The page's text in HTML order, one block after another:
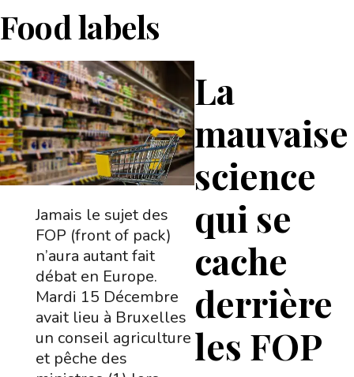
Food labels
La
mauvaise
science
qui se
cache
derrière
les FOP
Jamais le sujet des
FOP (front of pack)
n’aura autant fait
débat en Europe.
Mardi 15 Décembre
avait lieu à Bruxelles
un conseil agriculture
et pêche des